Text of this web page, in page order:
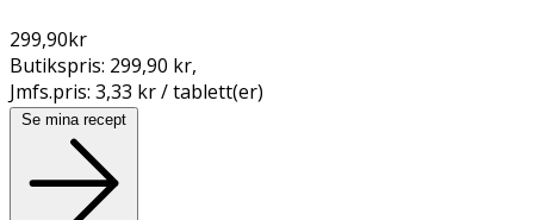
299,90kr
Butikspris: 299,90 kr,
Jmfs.pris: 3,33 kr / tablett(er)
Se mina recept